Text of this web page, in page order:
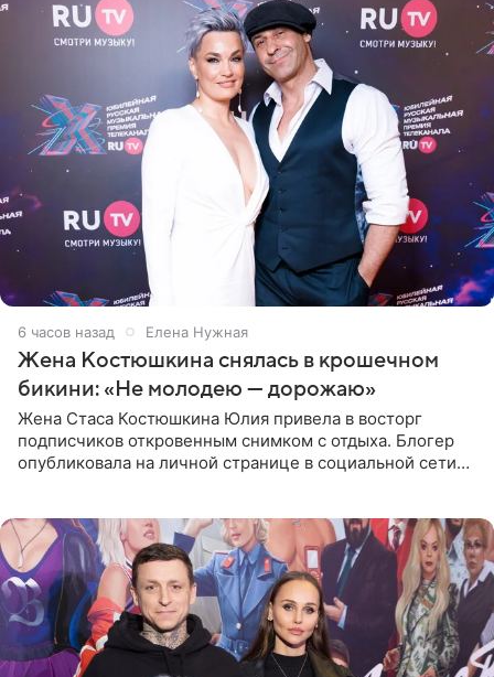
6 часов назад Елена Нужная
Жена Костюшкина снялась в крошечном
бикини: «Не молодею — дорожаю»
Жена Стаса Костюшкина Юлия привела в восторг
подписчиков откровенным снимком с отдыха. Блогер
опубликовала на личной странице в социальной сети